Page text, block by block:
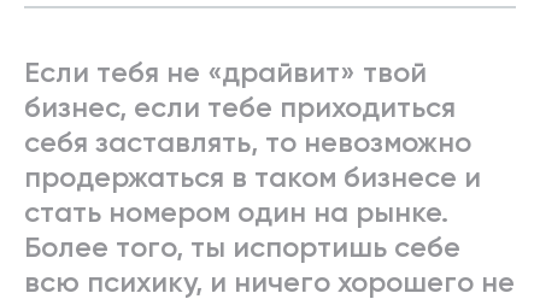
Если тебя не «драйвит» твой
бизнес, если тебе приходиться
себя заставлять, то невозможно
продержаться в таком бизнесе и
стать номером один на рынке.
Более того, ты испортишь себе
всю психику, и ничего хорошего не